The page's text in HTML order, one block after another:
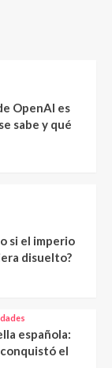
OpenAI es
sabe y qué
si el imperio
disuelto?
española:
el